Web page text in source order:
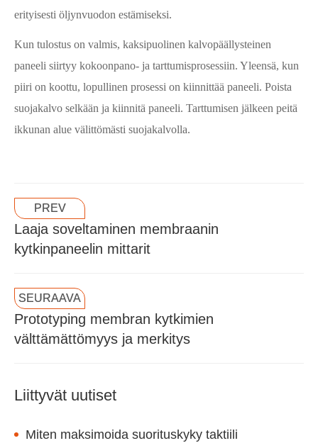
erityisesti öljynvuodon estämiseksi.
Kun tulostus on valmis, kaksipuolinen kalvopäällysteinen
paneeli siirtyy kokoonpano- ja tarttumisprosessiin. Yleensä, kun
piiri on koottu, lopullinen prosessi on kiinnittää paneeli. Poista
suojakalvo selkään ja kiinnitä paneeli. Tarttumisen jälkeen peitä
ikkunan alue välittömästi suojakalvolla.
PREV
Laaja soveltaminen membraanin
kytkinpaneelin mittarit
SEURAAVA
Prototyping membran kytkimien
välttämättömyys ja merkitys
Liittyvät uutiset
Miten maksimoida suorituskyky taktiili